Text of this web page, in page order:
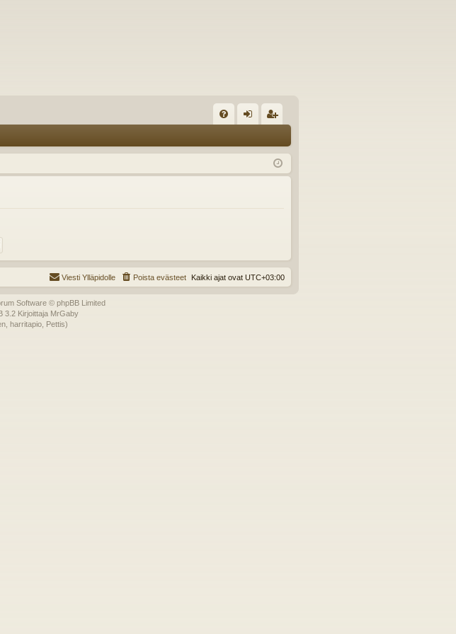
K
K
au
du
ist
er
Kaikki ajat ovat UTC+03:00
Poista evästeet
Viesti Ylläpidolle
Software © phpBB Limited
3.2 Kirjoittaja MrGaby
harritapio, Pettis)